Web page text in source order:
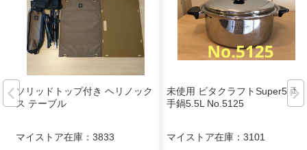
ソリッドトップ付き ヘリノック
ス テーブル
マイストア在庫： 3833
未使用 ビタクラフトSuper5 両
手鍋5.5L No.5125
マイストア在庫： 3101